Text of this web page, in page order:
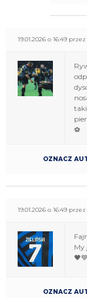
19.01.2026 o 16:49 przez
⚽️
OZNACZ
19.01.2026 o 16:49 przez
My
🖤💙
OZNACZ